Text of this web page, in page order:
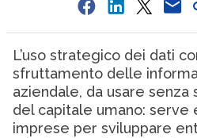
L’uso strategico dei dati
sfruttamento delle
aziendale, da usare senza
del capitale umano: serve
imprese per sviluppare